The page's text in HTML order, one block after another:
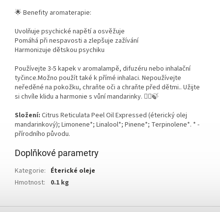
🌟 Benefity aromaterapie:
Uvolňuje psychické napětí a osvěžuje
Pomáhá při nespavosti a zlepšuje zažívání
Harmonizuje dětskou psychiku
Používejte 3-5 kapek v aromalampě, difuzéru nebo inhalační
tyčince.Možno použít také k přímé inhalaci. Nepoužívejte
neředěné na pokožku, chraňte oči a chraňte před dětmi.. Užijte
si chvíle klidu a harmonie s vůní mandarinky. 🧘‍♀️🍃
Složení: Citrus Reticulata Peel Oil Expressed (éterický olej
mandarinkový); Limonene*; Linalool*; Pinene*; Terpinolene*. * -
přírodního původu.
Doplňkové parametry
Kategorie: Éterické oleje
Hmotnost: 0.1 kg